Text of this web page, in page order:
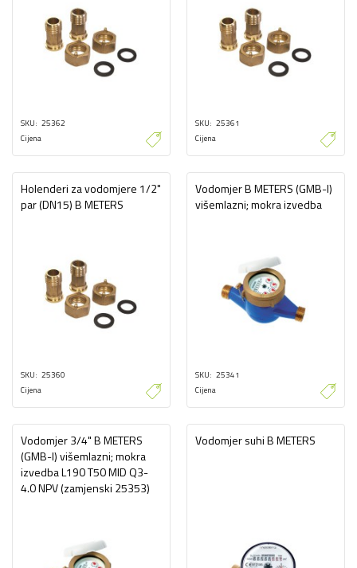
SKU 25362
Cijena
SKU 25361
Cijena
Holenderi za vodomjere 1/2"
par (DN15) B METERS
SKU 25360
Cijena
Vodomjer B METERS (GMB-I)
višemlazni; mokra izvedba
SKU 25341
Cijena
Vodomjer 3/4" B METERS
(GMB-I) višemlazni; mokra
izvedba L190 T50 MID Q3-
4.0 NPV (zamjenski 25353)
Vodomjer suhi B METERS